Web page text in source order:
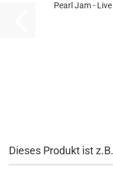
Pearl Jam -
Dieses Produkt ist